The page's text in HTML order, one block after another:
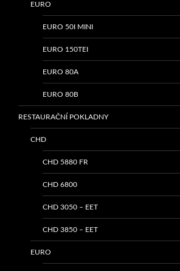
EURO
EURO 50I MINI
EURO 150TEI
EURO 80A
EURO 80B
RESTAURAČNÍ POKLADNY
CHD
CHD 5880 FR
CHD 6800
CHD 3050 – EET
CHD 3850 – EET
EURO